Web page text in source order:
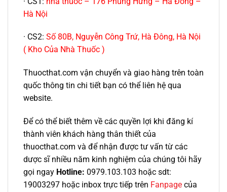
Hà Nội
· CS2: Số 80B, Nguyễn Công Trứ, Hà Đông, Hà Nội
( Kho Của Nhà Thuốc )
Thuocthat.com vận chuyển và giao hàng trên toàn
quốc thông tin chi tiết bạn có thể liên hệ qua
website.
Để có thể biết thêm về các quyền lợi khi đăng kí
thành viên khách hàng thân thiết của
thuocthat.com và để nhận được tư vấn từ các
dược sĩ nhiều năm kinh nghiệm của chúng tôi hãy
gọi ngay Hotline: 0979.103.103 hoặc sdt:
19003297 hoặc inbox trực tiếp trên Fanpage của